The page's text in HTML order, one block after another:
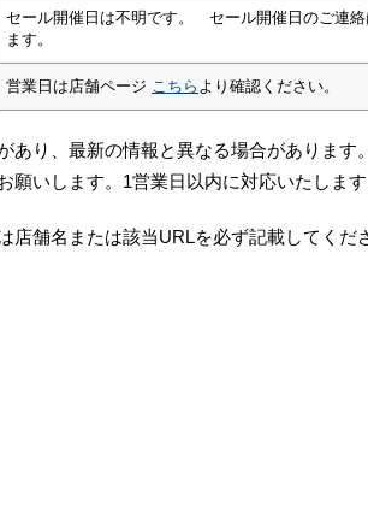
セール開催日は不明です。 セール開催日のご連絡
ます。
営業日は店舗ページ こちら より確認ください。
あり、最新の情報と異なる場合があります
願いします。1営業日以内に対応いたします
舗名または該当URLを必ず記載してくだ